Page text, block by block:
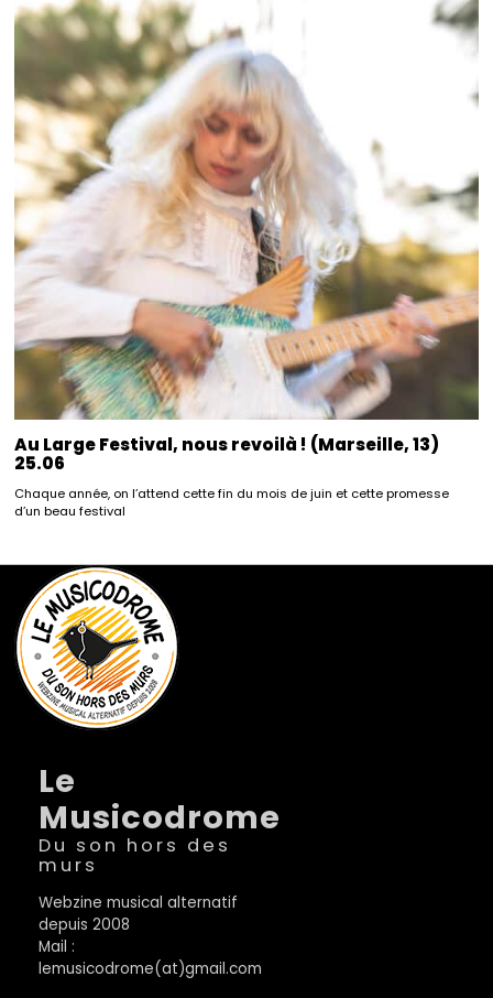
Au Large Festival, nous revoilà ! (Marseille, 13)
25.06
Chaque année, on l’attend cette fin du mois de juin et cette promesse
d’un beau festival
Le
Musicodrome
Du son hors des
murs
Webzine musical alternatif
depuis 2008
Mail :
lemusicodrome(at)gmail.com